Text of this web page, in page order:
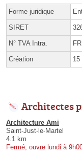
Forme juridique
SIRET
N° TVA Intra.
Création 15
Architectes
Architecture Ami
Saint-Just-le-Martel
4.1 km
Fermé, ouvre lundi à